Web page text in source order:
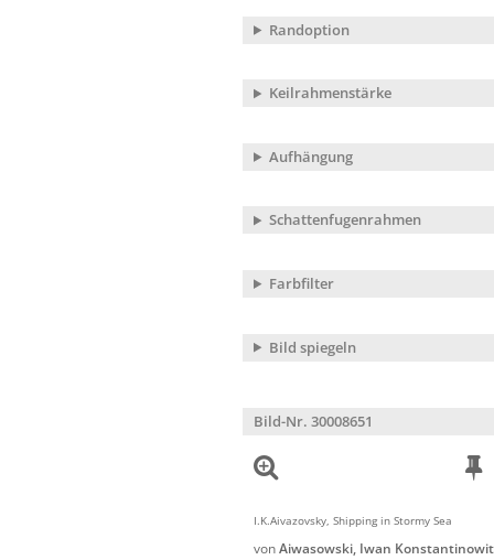
Randoption
Keilrahmenstärke
Aufhängung
Schattenfugenrahmen
Farbfilter
Bild spiegeln
Bild-Nr. 30008651
I.K.Aivazovsky, Shipping in Stormy Sea
vonAiwasowski, Iwan